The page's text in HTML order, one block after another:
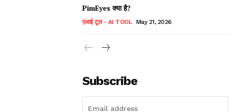
PimEyes क्या है?
एआई टूल - AI TOOL May 21, 2026
Subscribe